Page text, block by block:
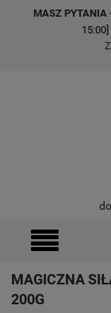
MASZ PYTANIA
15:00]
MAGICZNA
200G